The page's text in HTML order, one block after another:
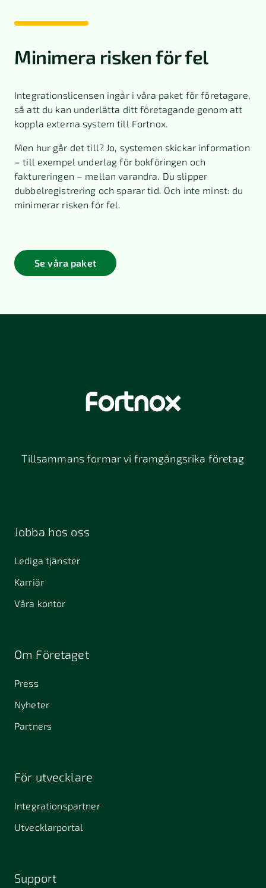
Minimera risken för fel
Integrationslicensen ingår i våra paket för företagare,
så att du kan underlätta ditt företagande genom att
koppla externa system till Fortnox.
Men hur går det till? Jo, systemen skickar information
– till exempel underlag för bokföringen och
faktureringen – mellan varandra. Du slipper
dubbelregistrering och sparar tid. Och inte minst: du
minimerar risken för fel.
Se våra paket
Tillsammans formar vi framgångsrika företag
Jobba hos oss
Lediga tjänster
Karriär
Våra kontor
Om Företaget
Press
Nyheter
Partners
För utvecklare
Integrationspartner
Utvecklarportal
Support